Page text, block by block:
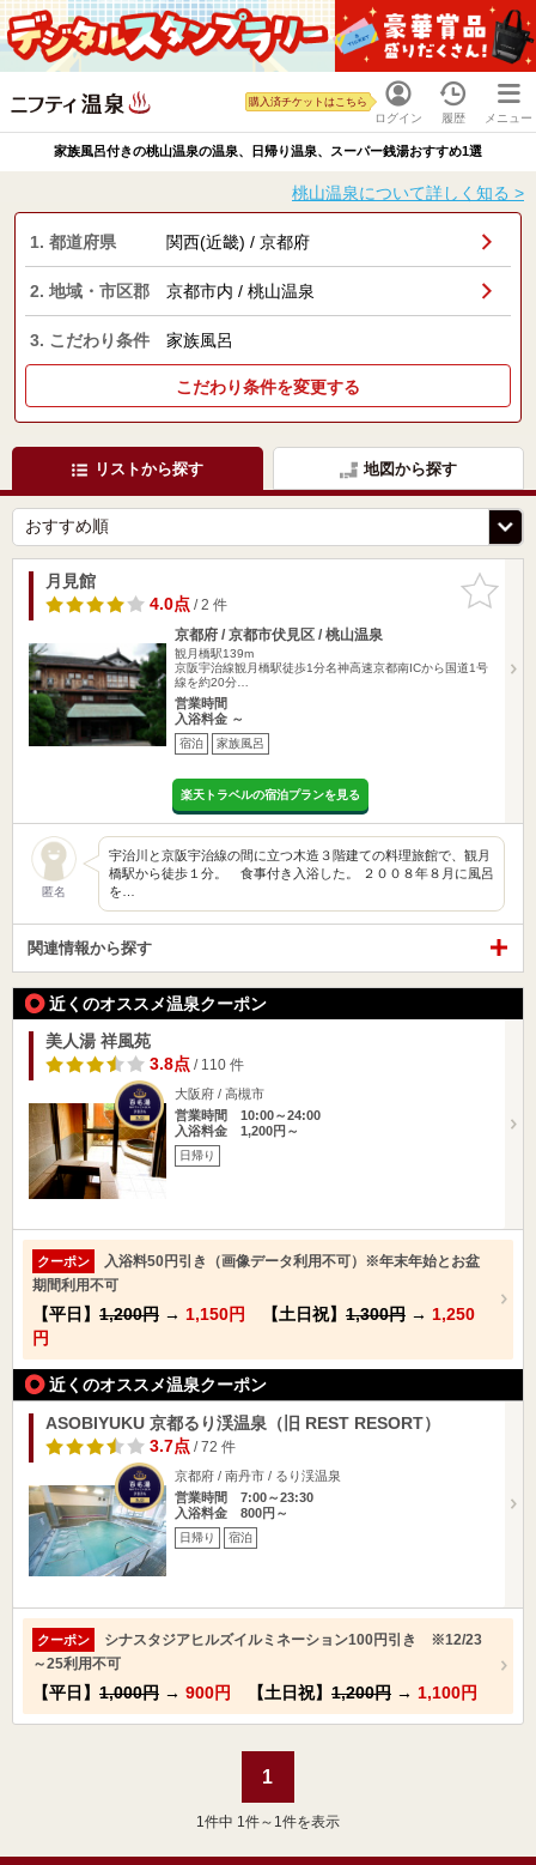
ログイン
購入済チケットはこちら
履歴 メニュー
家族風呂付きの桃山温泉の温泉、日帰り温泉、スーパー銭湯おすすめ1選
桃山温泉について詳しく知る >
1. 都道府県 関西(近畿) / 京都府
2. 地域・市区郡 京都市内 / 桃山温泉
3. こだわり条件 家族風呂
こだわり条件を変更する
リストから探す 地図から探す
お気に入
りに追加
月見館
4.0点/ 2 件
京都府 / 京都市伏見区 / 桃山温泉
観月橋駅139m
京阪宇治線観月橋駅徒歩1分名神高速京都南ICから国道1号
線を約20分…
営業時間
入浴料金 ～
宿泊 家族風呂
楽天トラベルの宿泊プランを見る
匿名
宇治川と京阪宇治線の間に立つ木造３階建ての料理旅館で、観月
橋駅から徒歩１分。 食事付き入浴した。 ２００８年８月に風呂
を…
関連情報から探す
近くのオススメ温泉クーポン
美人湯 祥風苑
3.8点/ 110 件
大阪府 / 高槻市
営業時間 10:00～24:00
入浴料金 1,200円～
日帰り
クーポン
入浴料50円引き（画像データ利用不可）※年末年始とお盆
期間利用不可
【平日】 1,200円 → 1,150円 【土日祝】 1,300円 → 1,250
円
近くのオススメ温泉クーポン
ASOBIYUKU 京都るり渓温泉（旧 REST RESORT）
3.7点/ 72 件
京都府 / 南丹市 / るり渓温泉
営業時間 7:00～23:30
入浴料金 800円～
日帰り 宿泊
クーポン
シナスタジアヒルズイルミネーション100円引き ※12/23
～25利用不可
【平日】 1,000円 → 900円 【土日祝】 1,200円 → 1,100円
1
1 件中 1件～1件を表示